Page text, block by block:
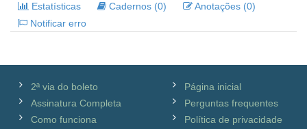
Estatísticas
Cadernos (0)
Anotações (0)
Notificar erro
2ª via do boleto
Assinatura Completa
Como funciona
Página inicial
Perguntas frequentes
Política de privacidade